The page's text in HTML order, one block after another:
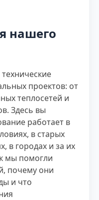
нашего
проектов: от
теплосетей и
Здесь вы
работает в
в старых
в городах и за их
мы помогли
почему они
и что